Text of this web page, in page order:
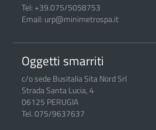
Tel: +39.075/5058753
Email: urp@minimetrospa.it
Oggetti smarriti
c/o sede Busitalia Sita Nord Srl
Strada Santa Lucia, 4
06125 PERUGIA
Tel. 075/9637637